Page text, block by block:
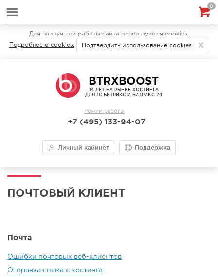
Для наилучшей работы сайта используются cookies.
Подробнее о cookies.
Подтвердить использование cookies
BTRXBOOST
14 ЛЕТ НА РЫНКЕ ХОСТИНГА
ДЛЯ 1С БИТРИКС И БИТРИКС 24
Режим работы
+7 (495) 133-94-07
Личный кабинет Поддержка
ПОЧТОВЫЙ КЛИЕНТ
Почта
Ошибки почтовых веб-клиентов
Отправка спама с хостинга
0